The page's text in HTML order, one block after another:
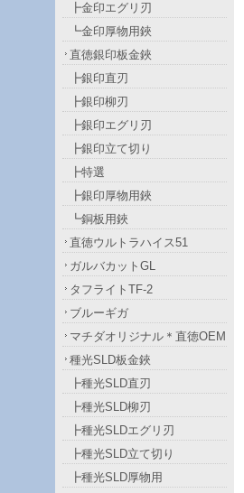
┣金印エグリ刃
┗金印厚物用鋏
直徳銀印板金鋏
┣銀印直刃
┣銀印柳刃
┣銀印エグリ刃
┣銀印立て切り
┣特選
┣銀印厚物用鋏
┗銅板用鋏
直徳ウルトラハイス51
ガルバカットGL
タフライトTF-2
ブルーギガ
マチダオリジナル＊直徳OEM
種光SLD板金鋏
┣種光SLD直刃
┣種光SLD柳刃
┣種光SLDエグリ刃
┣種光SLD立て切り
┣種光SLD厚物用